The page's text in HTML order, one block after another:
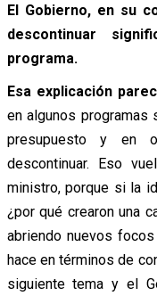
El Gobierno, en su
descontinuar
programa.
Esa explicación
en algunos programas
presupuesto y en
descontinuar. Eso
ministro, porque si la
¿por qué crearon una
abriendo nuevos
hace en términos de
siguiente tema y el